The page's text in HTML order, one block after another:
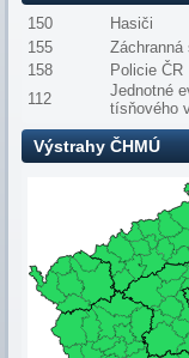
150
Hasiči
155
Záchranná
158
Policie ČR
112
Jednotné
tísňového
Výstrahy ČHMÚ